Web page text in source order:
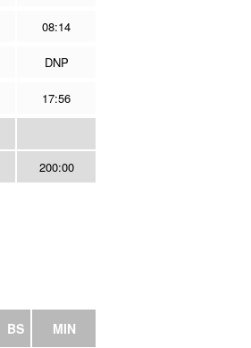
08:14
DNP
17:56
200:00
BS MIN